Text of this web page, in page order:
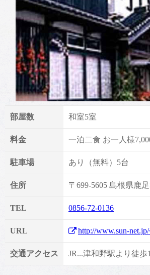
部屋数 和室5室
料金 一泊二食 お一人様
駐車場 あり（無料）5台
住所 〒699-5605 島根県鹿
TEL 0856-72-0136
URL http://www.sun-
交通アクセス JR...津和野駅より徒歩